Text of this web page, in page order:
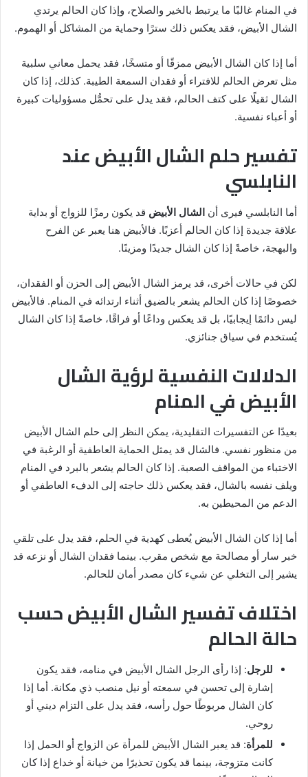
في المنام غالبًا ما يرتبط بالخير والصلاح، وإذا كان الحالم يرتدي
الشال الأبيض، فقد يعكس ذلك سترًا وحماية من المشاكل أو الهموم.
أما إذا كان الشال الأبيض ممزقًا أو متسخًا، فقد يحمل معاني سلبية
مثل تعرض الحالم للافتراء أو فقدان السمعة الطيبة. كذلك، إذا كان
الشال ثقيلًا على كتف الحالم، فقد يدل على تحمُّل مسؤوليات كبيرة
أو أعباء نفسية.
تفسير حلم الشال الأبيض عند
النابلسي
أما النابلسي فيرى أن الشال الأبيض قد يكون رمزًا للزواج أو بداية
علاقة جديدة إذا كان الحالم أعزبًا. فالأبيض هنا يعبر عن الفرح
والبهجة، خاصةً إذا كان الشال جديدًا ومزينًا.
لكن في حالات أخرى، قد يرمز الشال الأبيض إلى الحزن أو الفقدان،
خصوصًا إذا كان الحالم يشعر بالضيق أثناء ارتدائه في المنام. فالأبيض
ليس دائمًا إيجابيًا، بل قد يعكس وداعًا أو فراقًا، خاصةً إذا كان الشال
يُستخدم في سياق جنائزي.
الدلالات النفسية لرؤية الشال
الأبيض في المنام
بعيدًا عن التفسيرات التقليدية، يمكن النظر إلى حلم الشال الأبيض
من منظور نفسي. فالشال قد يمثل الحماية العاطفية أو الرغبة في
الاختباء من المواقف الصعبة. إذا كان الحالم يشعر بالبرد في المنام
ويلف نفسه بالشال، فقد يعكس ذلك حاجته إلى الدفء العاطفي أو
الدعم من المحيطين به.
أما إذا كان الشال الأبيض يُعطى كهدية في الحلم، فقد يدل على تلقي
خبر سار أو مصالحة مع شخص مقرب. بينما فقدان الشال أو نزعه قد
يشير إلى التخلي عن شيء كان مصدر أمان للحالم.
اختلاف تفسير الشال الأبيض حسب
حالة الحالم
للرجل: إذا رأى الرجل الشال الأبيض في منامه، فقد يكون
إشارة إلى تحسن في سمعته أو نيل منصب ذي مكانة. أما إذا
كان الشال مربوطًا حول رأسه، فقد يدل على التزام ديني أو
روحي.
للمرأة: قد يعبر الشال الأبيض للمرأة عن الزواج أو الحمل إذا
كانت متزوجة، بينما قد يكون تحذيرًا من خيانة أو خداع إذا كان